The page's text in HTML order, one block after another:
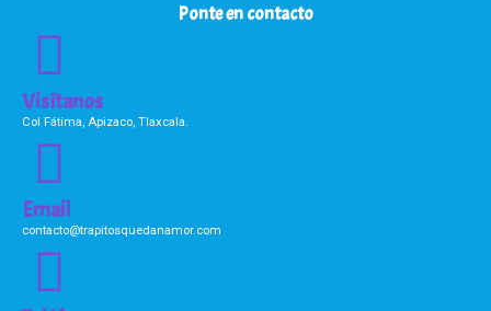
Ponte en contacto
Visítanos
Col Fátima, Apizaco, Tlaxcala.
Email
contacto@trapitosquedanamor.com